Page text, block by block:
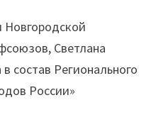
Новгородской
Светлана
состав Регионального
России»